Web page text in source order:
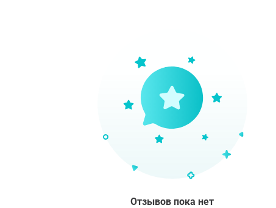
Отзывов пока нет